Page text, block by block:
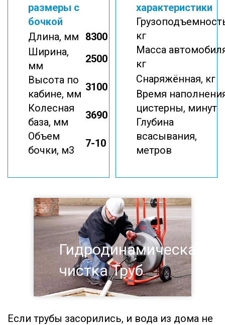
размеры с
бочкой
Длина, мм
8300
Ширина,
мм
2500
Высота по
кабине, мм
3100
Колесная
база, мм
3690
Объем
бочки, м3
7-10
характеристики
кг
Масса
кг
Снаряжённая, кг
Время
цистерны, минут
Глубина
всасывания,
метров
Гидродинамическая
чистка Труб
Если трубы засорились, и вода из дома не